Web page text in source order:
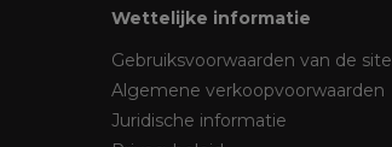
Wettelijke informatie
Gebruiksvoorwaarden van de site
Algemene verkoopvoorwaarden
Juridische informatie